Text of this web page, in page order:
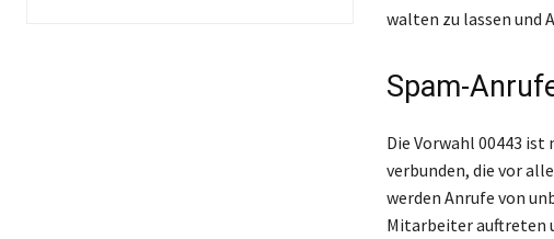
walten zu lassen und
Spam-
Die Vorwahl 00443
verbunden, die vor
werden Anrufe von
Mitarbeiter auftreten